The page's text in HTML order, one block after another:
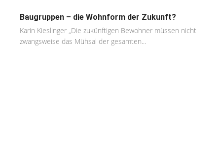
Baugruppen – die Wohnform der Zukunft?
Karin Kieslinger „Die zukünftigen Bewohner müssen nicht
zwangsweise das Mühsal der gesamten...